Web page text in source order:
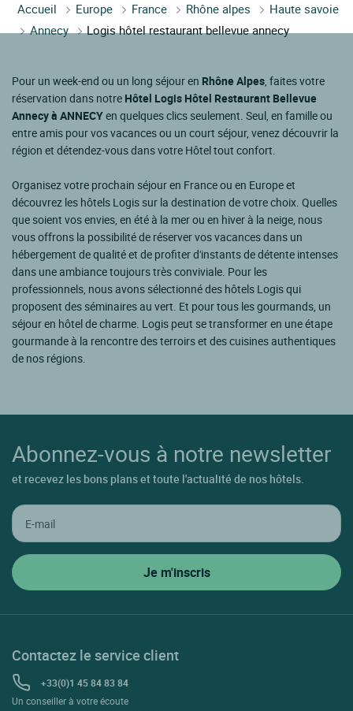
Accueil Europe France Rhône alpes
Haute savoie
Annecy
Logis hôtel restaurant bellevue annecy
Pour un week-end ou un long séjour en Rhône Alpes, faites votre
réservation dans notre Hôtel Logis Hôtel Restaurant Bellevue
Annecy à ANNECYen quelques clics seulement. Seul, en famille ou
entre amis pour vos vacances ou un court séjour, venez découvrir la
région et détendez-vous dans votre Hôtel tout confort.
Organisez votre prochain séjour en France ou en Europe et
découvrez les hôtels Logis sur la destination de votre choix. Quelles
que soient vos envies, en été à la mer ou en hiver à la neige, nous
vous offrons la possibilité de réserver vos vacances dans un
hébergement de qualité et de profiter d'instants de détente intenses
dans une ambiance toujours très conviviale. Pour les
professionnels, nous avons sélectionné des hôtels Logis qui
proposent des séminaires au vert. Et pour tous les gourmands, un
séjour en hôtel de charme. Logis peut se transformer en une étape
gourmande à la rencontre des terroirs et des cuisines authentiques
de nos régions.
Abonnez-vous à notre newsletter
et recevez les bons plans et toute l'actualité de nos hôtels.
Contactez le service client
+33(0)1 45 84 83 84
Un conseiller à votre écoute